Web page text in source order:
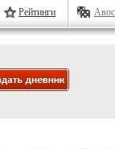
Рейтинги